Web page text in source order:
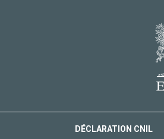
DÉCLARATION CNIL